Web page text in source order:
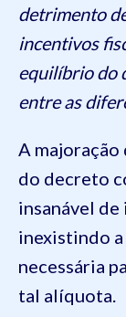
detrimento
incentivos
equilíbrio do
entre as
A
do decreto
insanável
inexistindo
necessária
tal alíquota.